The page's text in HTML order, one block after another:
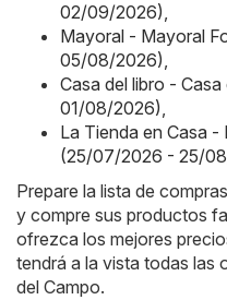
02/09/2026),
Mayoral - Mayoral
05/08/2026),
Casa del libro -
01/08/2026),
La Tienda en Casa -
(25/07/2026 - 25/
Prepare la lista de
y compre sus productos
ofrezca los mejores
tendrá a la vista todas las
del Campo.